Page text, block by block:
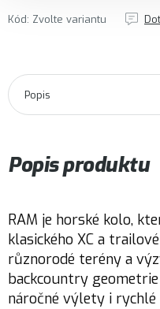
Kód: Zvolte variantu
Popis produktu
RAM je horské kolo,
klasického XC a
různorodé terény a
backcountry
náročné výlety i